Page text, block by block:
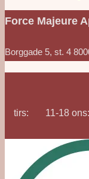
Force Majeure
Borggade 5, st. 4
tirs: 11-18